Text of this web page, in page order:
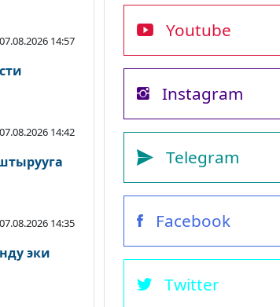
07.08.2026 14:57
07.08.2026 14:42
07.08.2026 14:35
эки
Youtube
Instagram
Telegram
Facebook
Twitter